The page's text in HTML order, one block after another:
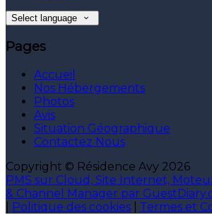
Select language
Pages
Accueil
Nos Hébergements
Photos
Avis
Situation Géographique
Contactez Nous
Copyright © Résidence Avy 2026
PMS sur Cloud, Site Internet,
& Channel Manager par
Politique des cookies Termes et